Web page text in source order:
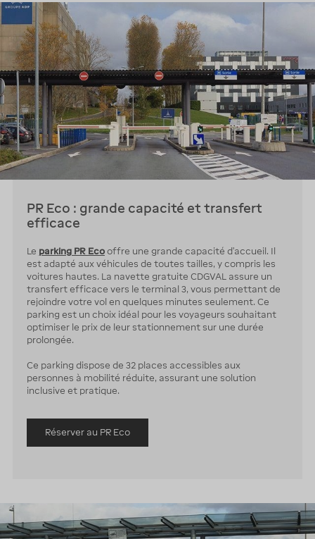
PR Eco : grande capacité et transfert
efficace
Le parking PR Ecooffre une grande capacité d’accueil. Il
est adapté aux véhicules de toutes tailles, y compris les
voitures hautes. La navette gratuite CDGVAL assure un
transfert efficace vers le terminal 3, vous permettant de
rejoindre votre vol en quelques minutes seulement. Ce
parking est un choix idéal pour les voyageurs souhaitant
optimiser le prix de leur stationnement sur une durée
prolongée.
Ce parking dispose de 32 places accessibles aux
personnes à mobilité réduite, assurant une solution
inclusive et pratique.
Réserver au PR Eco